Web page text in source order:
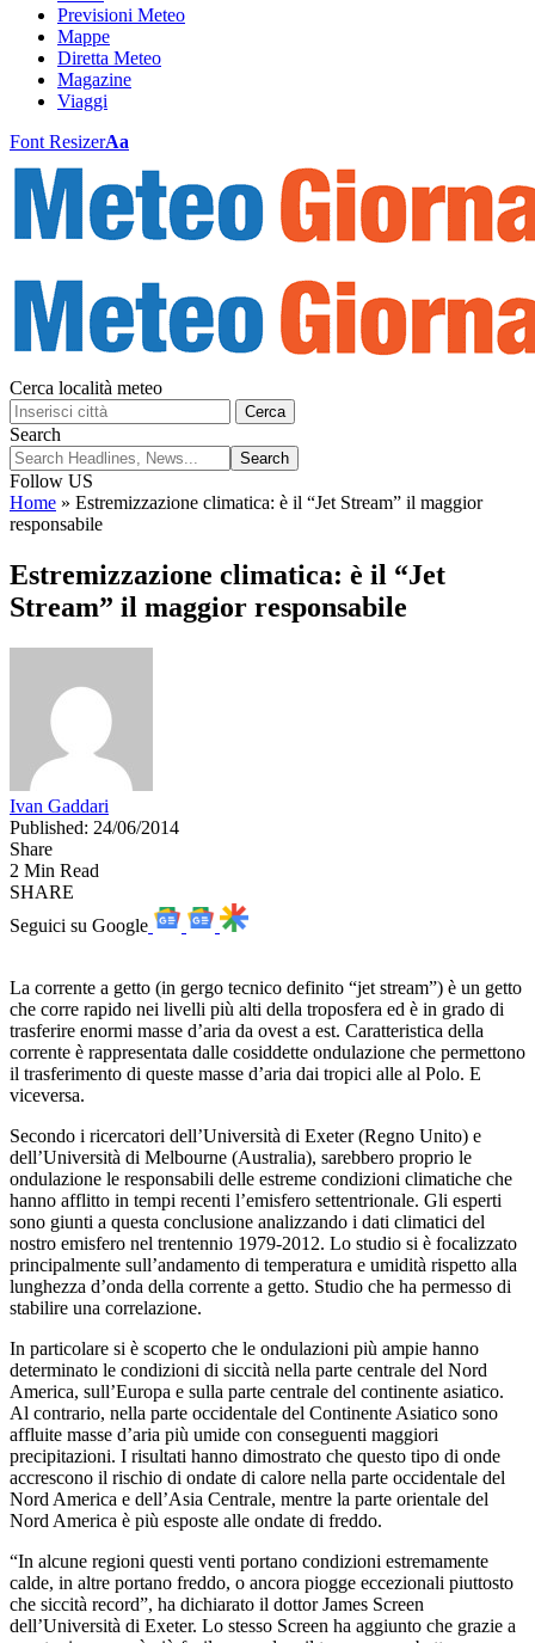
Previsioni Meteo
Mappe
Diretta Meteo
Magazine
Viaggi
Font ResizerAa
Cerca località meteo
Cerca
Search
Follow US
Home » Estremizzazione climatica: è il “Jet Stream” il maggior
responsabile
Estremizzazione climatica: è il “Jet
Stream” il maggior responsabile
Ivan Gaddari
Published: 24/06/2014
Share
2 Min Read
SHARE
Seguici su Google
La corrente a getto (in gergo tecnico definito “jet stream”) è un getto
che corre rapido nei livelli più alti della troposfera ed è in grado di
trasferire enormi masse d’aria da ovest a est. Caratteristica della
corrente è rappresentata dalle cosiddette ondulazione che permettono
il trasferimento di queste masse d’aria dai tropici alle al Polo. E
viceversa.
Secondo i ricercatori dell’Università di Exeter (Regno Unito) e
dell’Università di Melbourne (Australia), sarebbero proprio le
ondulazione le responsabili delle estreme condizioni climatiche che
hanno afflitto in tempi recenti l’emisfero settentrionale. Gli esperti
sono giunti a questa conclusione analizzando i dati climatici del
nostro emisfero nel trentennio 1979-2012. Lo studio si è focalizzato
principalmente sull’andamento di temperatura e umidità rispetto alla
lunghezza d’onda della corrente a getto. Studio che ha permesso di
stabilire una correlazione.
In particolare si è scoperto che le ondulazioni più ampie hanno
determinato le condizioni di siccità nella parte centrale del Nord
America, sull’Europa e sulla parte centrale del continente asiatico.
Al contrario, nella parte occidentale del Continente Asiatico sono
affluite masse d’aria più umide con conseguenti maggiori
precipitazioni. I risultati hanno dimostrato che questo tipo di onde
accrescono il rischio di ondate di calore nella parte occidentale del
Nord America e dell’Asia Centrale, mentre la parte orientale del
Nord America è più esposte alle ondate di freddo.
“In alcune regioni questi venti portano condizioni estremamente
calde, in altre portano freddo, o ancora piogge eccezionali piuttosto
che siccità record”, ha dichiarato il dottor James Screen
dell’Università di Exeter. Lo stesso Screen ha aggiunto che grazie a